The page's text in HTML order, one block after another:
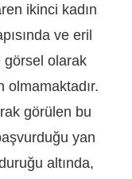
ikinci kadın
ve eril
görsel olarak
olmamaktadır.
görülen bu
yan
altında,